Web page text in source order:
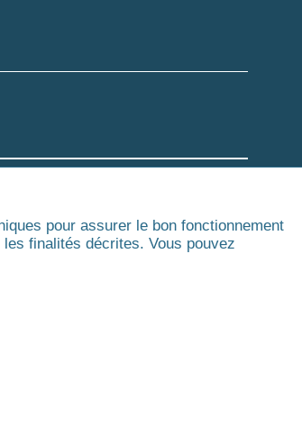
pour assurer le bon fonctionnement
finalités décrites. Vous pouvez